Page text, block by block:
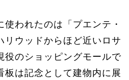
われたのは「プエンテ・
リウッドからほど近いロサ
役のショッピングモールで
板は記念として建物内に展